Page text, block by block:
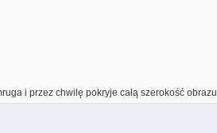
i przez chwilę pokryje całą szerokość obrazu